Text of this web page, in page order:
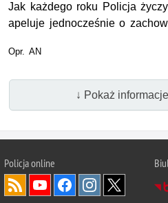
Jak każdego roku Policja
apeluje jednocześnie o
Opr. AN
↓ Pokaż
Policja online